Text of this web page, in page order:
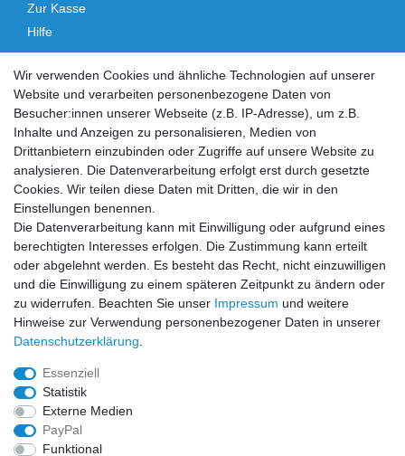
Zur Kasse
Hilfe
Vertrag widerrufen
Social Media
Facebook Instagram
Sicher einkaufen
Zahlung und Versand
Wir verwenden Cookies und ähnliche Technologien auf unserer
Website und verarbeiten personenbezogene Daten von
Besucher:innen unserer Webseite (z.B. IP-Adresse), um z.B.
Inhalte und Anzeigen zu personalisieren, Medien von
Drittanbietern einzubinden oder Zugriffe auf unsere Website zu
analysieren. Die Datenverarbeitung erfolgt erst durch gesetzte
Cookies. Wir teilen diese Daten mit Dritten, die wir in den
Einstellungen benennen.
Die Datenverarbeitung kann mit Einwilligung oder aufgrund eines
berechtigten Interesses erfolgen. Die Zustimmung kann erteilt
oder abgelehnt werden. Es besteht das Recht, nicht einzuwilligen
und die Einwilligung zu einem späteren Zeitpunkt zu ändern oder
zu widerrufen. Beachten Sie unser Impressum und weitere
Hinweise zur Verwendung personenbezogener Daten in unserer
Daten­schutz­erklärung
Essenziell
Statistik
Externe Medien
PayPal
Funktional